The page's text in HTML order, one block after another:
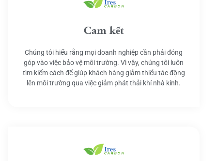
Cam kết
Chúng tôi hiểu rằng mọi doanh nghiệp cần phải đóng
góp vào việc bảo vệ môi trường. Vì vậy, chúng tôi luôn
tìm kiếm cách để giúp khách hàng giảm thiểu tác động
lên môi trường qua việc giảm phát thải khí nhà kính.